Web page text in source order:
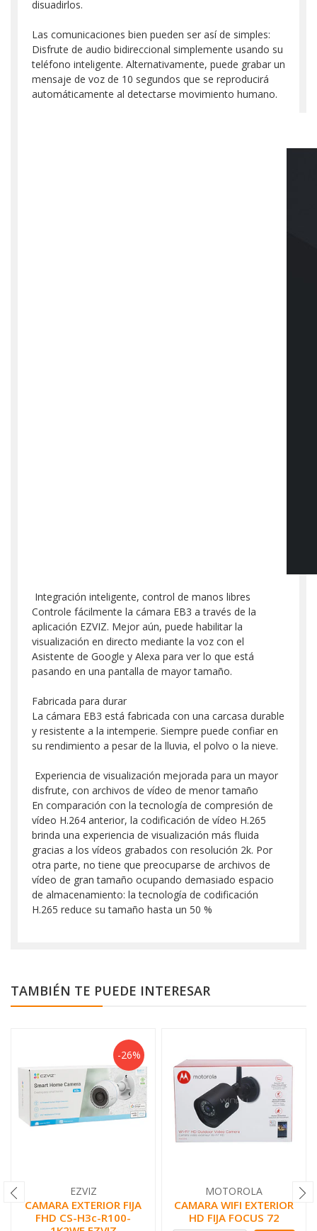
disuadirlos.
Las comunicaciones bien pueden ser así de simples:
Disfrute de audio bidireccional simplemente usando su
teléfono inteligente. Alternativamente, puede grabar un
mensaje de voz de 10 segundos que se reproducirá
automáticamente al detectarse movimiento humano.
Integración inteligente, control de manos libres
Controle fácilmente la cámara EB3 a través de la
aplicación EZVIZ. Mejor aún, puede habilitar la
visualización en directo mediante la voz con el
Asistente de Google y Alexa para ver lo que está
pasando en una pantalla de mayor tamaño.
Fabricada para durar
La cámara EB3 está fabricada con una carcasa durable
y resistente a la intemperie. Siempre puede confiar en
su rendimiento a pesar de la lluvia, el polvo o la nieve.
Experiencia de visualización mejorada para un mayor
disfrute, con archivos de vídeo de menor tamaño
En comparación con la tecnología de compresión de
vídeo H.264 anterior, la codificación de vídeo H.265
brinda una experiencia de visualización más fluida
gracias a los vídeos grabados con resolución 2k. Por
otra parte, no tiene que preocuparse de archivos de
vídeo de gran tamaño ocupando demasiado espacio
de almacenamiento: la tecnología de codificación
H.265 reduce su tamaño hasta un 50 %
TAMBIÉN TE PUEDE INTERESAR
-26%
EZVIZ
CAMARA EXTERIOR FIJA
FHD CS-H3c-R100-
MOTOROLA
CAMARA WIFI EXTERIOR
HD FIJA FOCUS 72